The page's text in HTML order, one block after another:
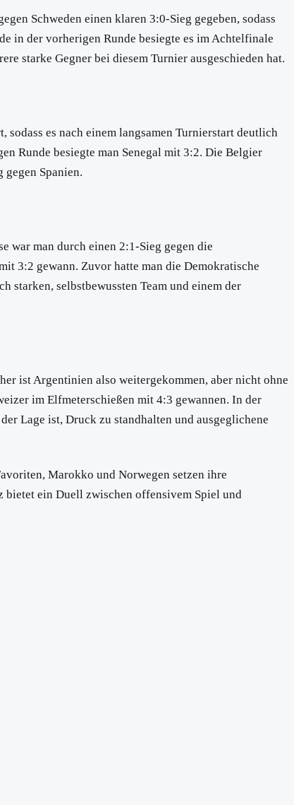
Schweden einen klaren 3:0-Sieg gegeben, sodass
in der vorherigen Runde besiegte es im Achtelfinale
starke Gegner bei diesem Turnier ausgeschieden hat.
es nach einem langsamen Turnierstart deutlich
Runde besiegte man Senegal mit 3:2. Die Belgier
gegen Spanien.
war man durch einen 2:1-Sieg gegen die
3:2 gewann. Zuvor hatte man die Demokratische
starken, selbstbewussten Team und einem der
ist Argentinien also weitergekommen, aber nicht ohne
im Elfmeterschießen mit 4:3 gewannen. In der
Lage ist, Druck zu standhalten und ausgeglichene
Marokko und Norwegen setzen ihre
bietet ein Duell zwischen offensivem Spiel und